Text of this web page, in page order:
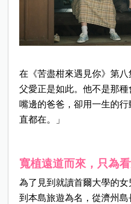
在《苦盡柑來遇見你》第
父愛正是如此。他不是那
嘴邊的爸爸，卻用一生的
直都在。」
寬植遠道而來，只為
為了見到就讀首爾大學的
到本島旅遊為名，從濟州